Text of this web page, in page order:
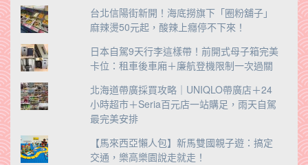
台北信陽街新開！海底撈旗下「圈粉舖子」
麻辣燙50元起，酸辣上癮停不下來！
日本自駕9天行李這樣帶！前開式母子箱完美
卡位：租車後車廂＋廉航登機限制一次過關
北海道帶廣採買攻略｜UNIQLO帶廣店＋24
小時超市＋Seria百元店一站購足，雨天自駕
最完美安排
【馬來西亞懶人包】新馬雙國親子遊：搞定
交通，樂高樂園說走就走！